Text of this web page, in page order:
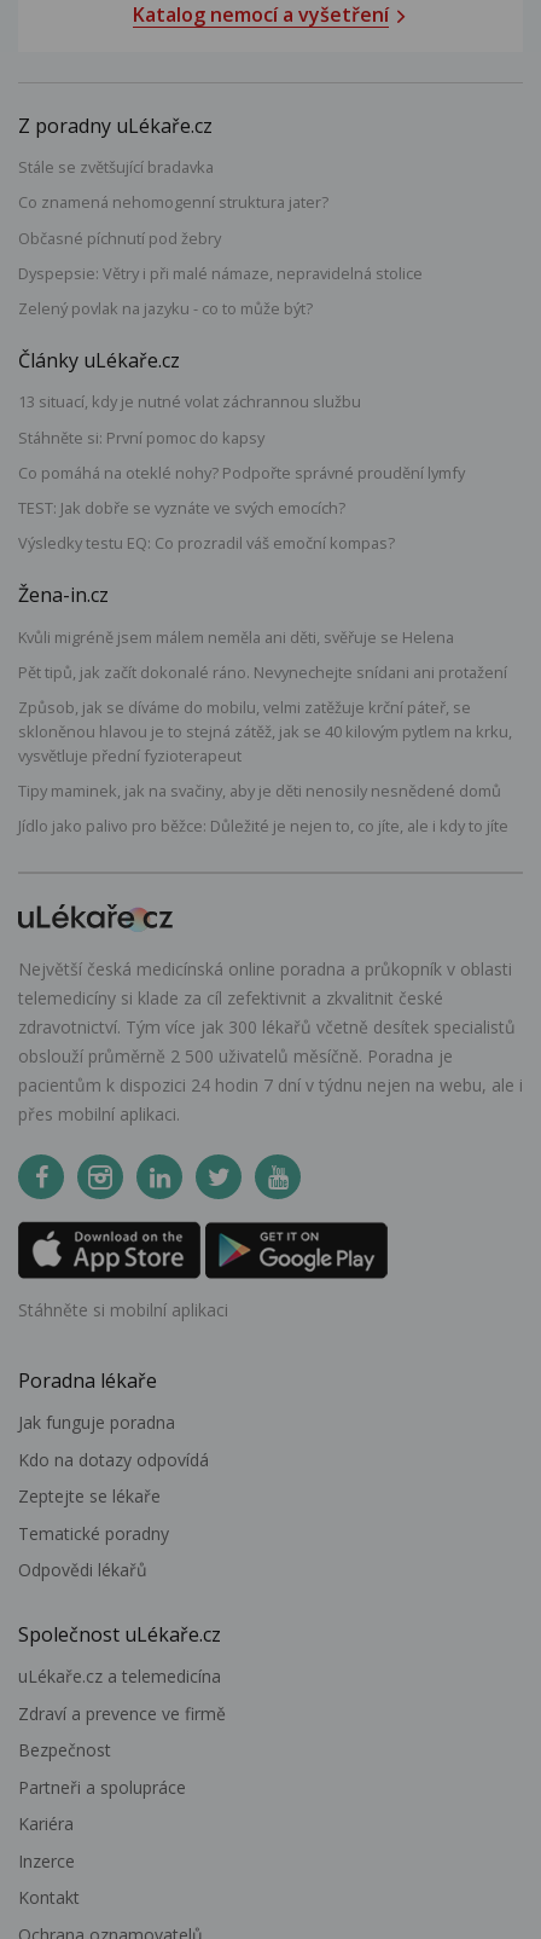
Katalog nemocí a vyšetření
Z poradny uLékaře.cz
Stále se zvětšující bradavka
Co znamená nehomogenní struktura jater?
Občasné píchnutí pod žebry
Dyspepsie: Větry i při malé námaze, nepravidelná stolice
Zelený povlak na jazyku - co to může být?
Články uLékaře.cz
13 situací, kdy je nutné volat záchrannou službu
Stáhněte si: První pomoc do kapsy
Co pomáhá na oteklé nohy? Podpořte správné proudění lymfy
TEST: Jak dobře se vyznáte ve svých emocích?
Výsledky testu EQ: Co prozradil váš emoční kompas?
Žena-in.cz
Kvůli migréně jsem málem neměla ani děti, svěřuje se Helena
Pět tipů, jak začít dokonalé ráno. Nevynechejte snídani ani protažení
Způsob, jak se díváme do mobilu, velmi zatěžuje krční páteř, se
skloněnou hlavou je to stejná zátěž, jak se 40 kilovým pytlem na krku,
vysvětluje přední fyzioterapeut
Tipy maminek, jak na svačiny, aby je děti nenosily nesnědené domů
Jídlo jako palivo pro běžce: Důležité je nejen to, co jíte, ale i kdy to jíte
Největší česká medicínská online poradna a průkopník v oblasti
telemedicíny si klade za cíl zefektivnit a zkvalitnit české
zdravotnictví. Tým více jak 300 lékařů včetně desítek specialistů
obslouží průměrně 2 500 uživatelů měsíčně. Poradna je
pacientům k dispozici 24 hodin 7 dní v týdnu nejen na webu, ale i
přes mobilní aplikaci.
Stáhněte si mobilní aplikaci
Poradna lékaře
Jak funguje poradna
Kdo na dotazy odpovídá
Zeptejte se lékaře
Tematické poradny
Odpovědi lékařů
Společnost uLékaře.cz
uLékaře.cz a telemedicína
Zdraví a prevence ve firmě
Bezpečnost
Partneři a spolupráce
Kariéra
Inzerce
Kontakt